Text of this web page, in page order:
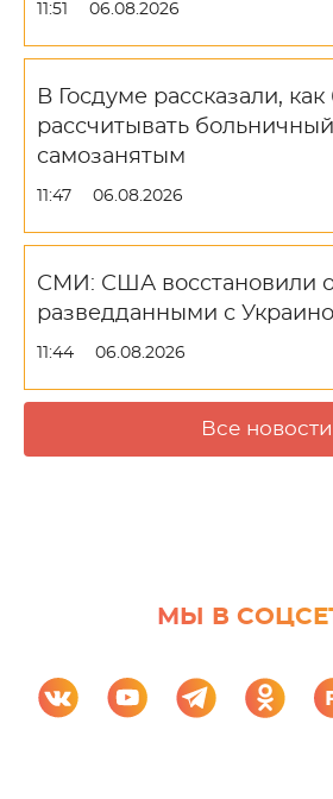
11:51 06.08.2026
В Госдуме рассказали, как
рассчитывать больничный
самозанятым
11:47 06.08.2026
СМИ: США восстановили
разведданными с
11:44 06.08.2026
Все новости
МЫ В